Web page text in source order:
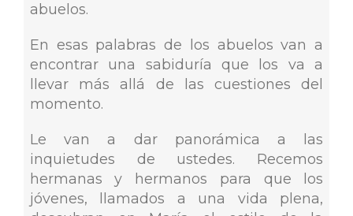
abuelos.
En esas palabras de los abuelos van a
encontrar una sabiduría que los va a
llevar más allá de las cuestiones del
momento.
Le van a dar panorámica a las
inquietudes de ustedes. Recemos
hermanas y hermanos para que los
jóvenes, llamados a una vida plena,